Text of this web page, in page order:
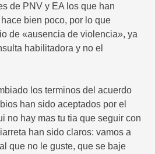
de PNV y EA los que han
bien poco, por lo que
de «ausencia de violencia», ya
habilitadora y no el
los terminos del acuerdo
han sido aceptados por el
no hay mas tu tia que seguir con
han sido claros: vamos a
que no le guste, que se baje